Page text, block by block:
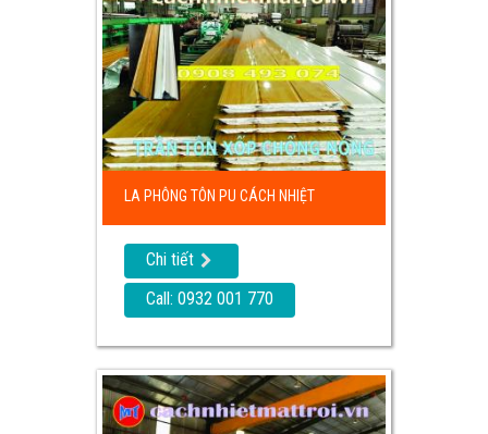
LA PHÔNG TÔN PU CÁCH NHIỆT
Chi tiết
Call: 0932 001 770